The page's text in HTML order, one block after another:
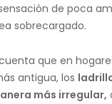
de poca
sobrecargado.
que en
antigua, los
más irregular,